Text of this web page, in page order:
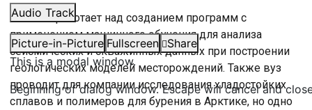
Audio Track
Picture-in-Picture Fullscreen
Share
This is a modal window.
Beginning of dialog window. Escape will cancel and
Политех работает над созданием программ с
применением машинного обучения для анализа
сейсмических и скважинных данных при построении
геологических моделей месторождений. Также вуз
проводит для компании исследования хладостойких
сплавов и полимеров для бурения в Арктике, но одно